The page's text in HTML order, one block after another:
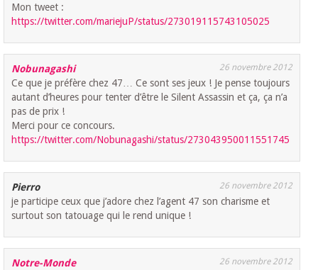
Mon tweet :
https://twitter.com/mariejuP/status/273019115743105025
Nobunagashi 26 novembre 2012
Ce que je préfère chez 47… Ce sont ses jeux ! Je pense toujours
autant d’heures pour tenter d’être le Silent Assassin et ça, ça n’a
pas de prix !
Merci pour ce concours.
https://twitter.com/Nobunagashi/status/273043950011551745
Pierro 26 novembre 2012
je participe ceux que j’adore chez l’agent 47 son charisme et
surtout son tatouage qui le rend unique !
Notre-Monde 26 novembre 2012